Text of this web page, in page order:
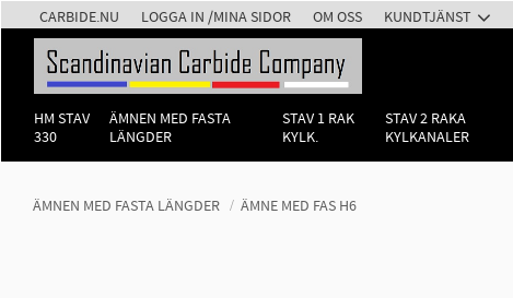
CARBIDE.NU LOGGA IN /MINA SIDOR OM OSS KUNDTJÄNST
HM STAV
330
ÄMNEN MED FASTA
LÄNGDER
STAV 1 RAK
KYLK.
STAV 2 RAKA
KYLKANALER
ÄMNEN MED FASTA LÄNGDER ÄMNE MED FAS H6